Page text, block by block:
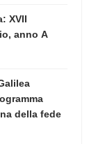
XVII
anno A
della fede